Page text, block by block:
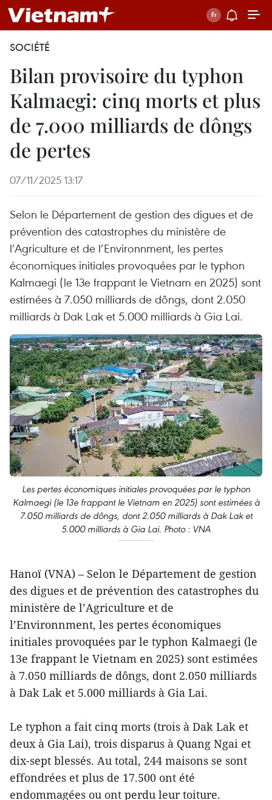
SOCIÉTÉ
Bilan provisoire du typhon
Kalmaegi: cinq morts et plus
de 7.000 milliards de dôngs
de pertes
07/11/2025 13:17
Selon le Département de gestion des digues et de
prévention des catastrophes du ministère de
l’Agriculture et de l’Environnment, les pertes
économiques initiales provoquées par le typhon
Kalmaegi (le 13e frappant le Vietnam en 2025) sont
estimées à 7.050 milliards de dôngs, dont 2.050
milliards à Dak Lak et 5.000 milliards à Gia Lai.
Les pertes économiques initiales provoquées par le typhon
Kalmaegi (le 13e frappant le Vietnam en 2025) sont estimées à
7.050 milliards de dôngs, dont 2.050 milliards à Dak Lak et
5.000 milliards à Gia Lai. Photo : VNA
Hanoï (VNA) – Selon le Département de gestion
des digues et de prévention des catastrophes du
ministère de l’Agriculture et de
l’Environnment, les pertes économiques
initiales provoquées par le typhon Kalmaegi (le
13e frappant le Vietnam en 2025) sont estimées
à 7.050 milliards de dôngs, dont 2.050 milliards
à Dak Lak et 5.000 milliards à Gia Lai.
Le typhon a fait cinq morts (trois à Dak Lak et
deux à Gia Lai), trois disparus à Quang Ngai et
dix-sept blessés. Au total, 244 maisons se sont
effondrées et plus de 17.500 ont été
endommagées ou ont perdu leur toiture.